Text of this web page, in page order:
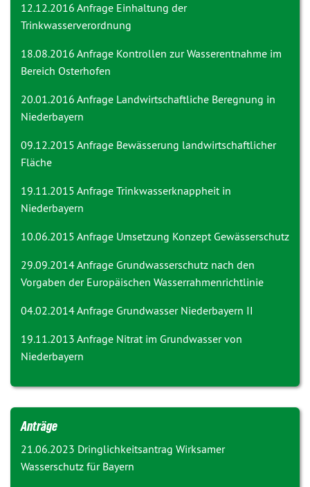
12.12.2016 Anfrage Einhaltung der
Trinkwasserverordnung
18.08.2016 Anfrage Kontrollen zur Wasserentnahme im
Bereich Osterhofen
20.01.2016 Anfrage Landwirtschaftliche Beregnung in
Niederbayern
09.12.2015 Anfrage Bewässerung landwirtschaftlicher
Fläche
19.11.2015 Anfrage Trinkwasserknappheit in
Niederbayern
10.06.2015 Anfrage Umsetzung Konzept Gewässerschutz
29.09.2014 Anfrage Grundwasserschutz nach den
Vorgaben der Europäischen Wasserrahmenrichtlinie
04.02.2014 Anfrage Grundwasser Niederbayern II
19.11.2013 Anfrage Nitrat im Grundwasser von
Niederbayern
Anträge
21.06.2023 Dringlichkeitsantrag Wirksamer
Wasserschutz für Bayern